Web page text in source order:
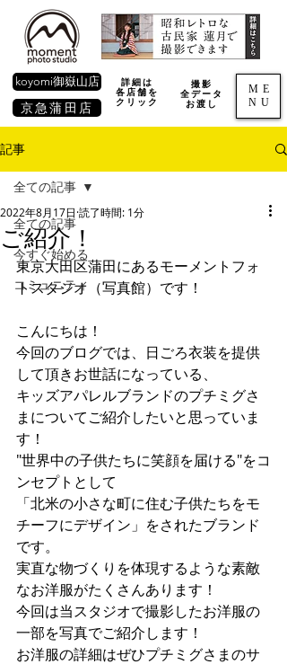
京急蒲田店
koyomi御嶽山店
撮影
全データ
お渡し
ME
NU
詳細は
各店舗を
​クリック
記事
全ての記事
今すぐ始める
コミュニティ
全ての記事
ご紹介！
2022年8月17日 読了時間: 1分
東京大田区蒲田にあるモーメントフォ
トスタジオ（写真館）です！
こんにちは！
今回のブログでは、日ごろ衣装を提供
して頂きお世話になっている、
キッズアパレルブランドのプチミグさ
まについてご紹介したいと思っていま
す！
"世界中の子供たちに笑顔を届ける"をコ
ンセプトとして
「北米の小さな町に住む子供たちをモ
チーフにデザイン」をされたブランド
です。
実直な物づくりを体現するような素敵
なお洋服がたくさんあります！
今回は当スタジオで撮影したお洋服の
一部を写真でご紹介します！
お洋服の詳細はぜひプチミグさまのサ